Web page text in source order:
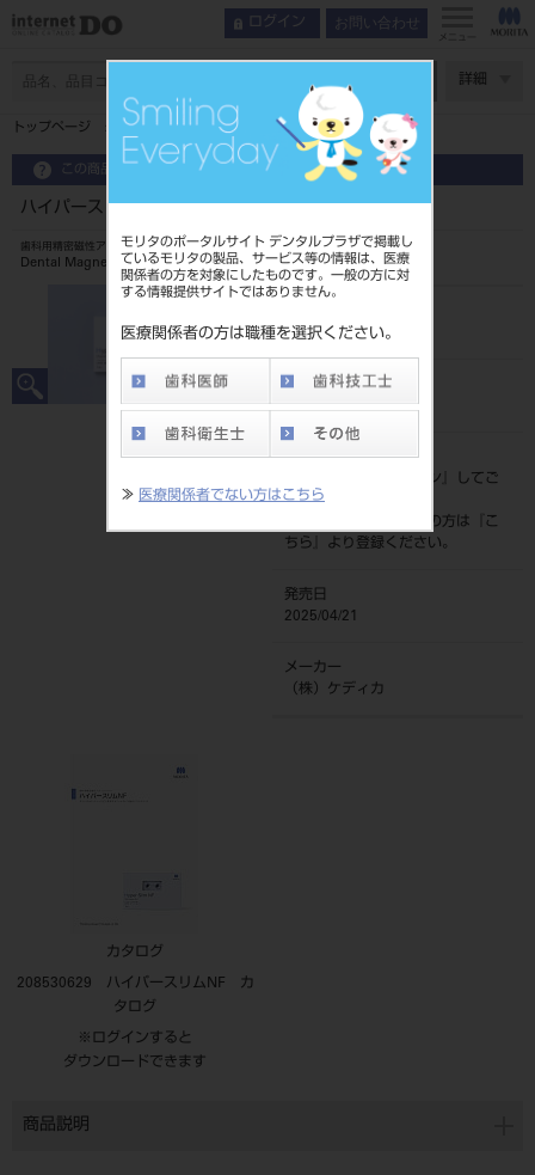
モリタのポータルサイト デンタルプラザで掲載し
ているモリタの製品、サービス等の情報は、医療
関係者の方を対象にしたものです。一般の方に対
する情報提供サイトではありません。
医療関係者の方は職種を選択ください。
≫ 医療関係者でない方はこちら
ログイン お問い合わせ
メニュー
詳細
トップページ ハイパースリムNF DB用 磁石構造体 4513
この商品に関するお問い合わせ
ハイパースリムNF DB用 磁石構造体 4513
歯科用精密磁性アタッチメント
Dental Magnetic Attachment
2023502024513
JAN/EANコード
標準価格
ログイン
』してご
覧ください。
ネット会員登録がまだの方は『
こ
ちら
』より登録ください。
発売日
2025/04/21
メーカー
（株）ケディカ
カタログ
208530629 ハイパースリムNF カ
タログ
※ログインすると
ダウンロードできます
商品説明
インデックス 製品情報